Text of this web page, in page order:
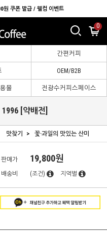
원 쿠폰 발급 / 웰컴 이벤트
0
간편커피
OEM/B2B
몰 전광수커피스페이스
[약배전]
맛찾기 꽃·과일의 맛있는 산미
판매가 19,800원
배송비 (조건) 지역별